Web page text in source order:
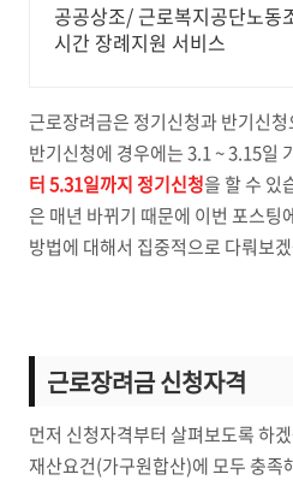
공공상조/ 근로복지공단노동
시간 장례지원 서비스
근로장려금은 정기신청과 반기신
반기신청에 경우에는 3.1 ~ 3.15일
터 5.31일까지 정기신청을 할 수 있
은 매년 바뀌기 때문에 이번 포스팅
방법에 대해서 집중적으로 다뤄보
근로장려금 신청자격
먼저 신청자격부터 살펴보도록 하
재산요건(가구원합산)에 모두 충족